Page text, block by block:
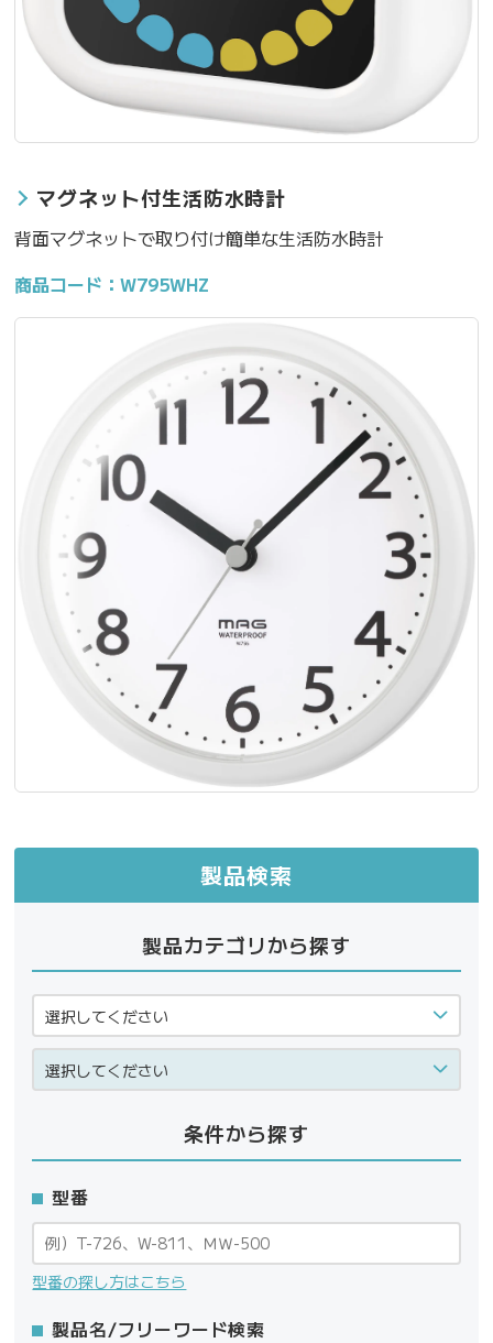
マグネット付生活防水時計
背面マグネットで取り付け簡単な生活防水時計
商品コード：W795WHZ
製品検索
製品カテゴリから探す
条件から探す
型番
型番の探し方はこちら
製品名/フリーワード検索